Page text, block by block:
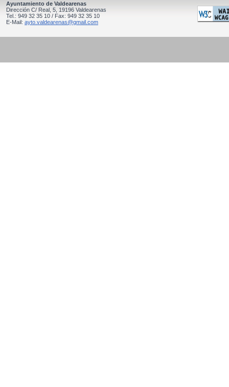
Ayuntamiento de Valdearenas
Dirección C/ Real, 5, 19196 Valdearenas
Tel.: 949 32 35 10 / Fax: 949 32 35 10
E-Mail: ayto.valdearenas@gmail.com